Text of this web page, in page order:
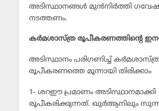
അടിസ്ഥാനങ്ങള്‍ മുന്‍നിര്‍ത്തി
നടത്തണം.
കര്‍മശാസ്ത്ര രൂപീകരണത്തിന്റെ
അടിസ്ഥാനം പരിഗണിച്ച്
രൂപീകരണത്തെ മൂന്നായി തിരിക്കാം
1- ശറഈ പ്രമാണം അടിസ്ഥാനമാക്കി
രൂപീകരിക്കുന്നത്. ഖുര്‍ആനിലും